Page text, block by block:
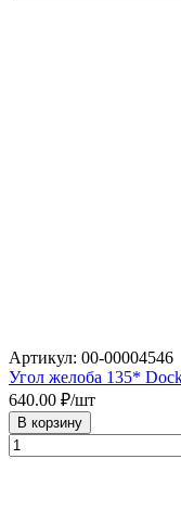
Артикул: 00-00004546
Угол желоба 135*
640.00 ₽/шт
В корзину